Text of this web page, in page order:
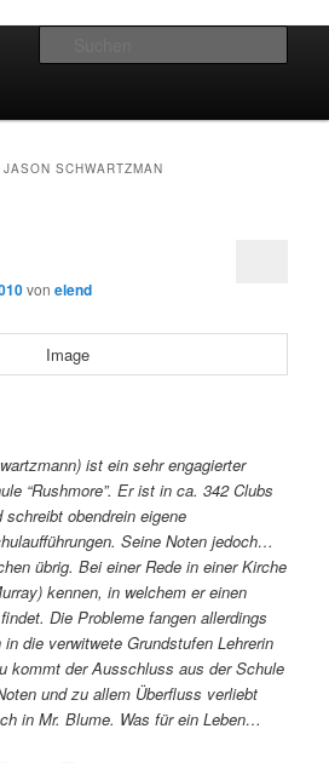
JASON SCHWARTZMAN
vonelend
ist ein sehr engagierter
“Rushmore”. Er ist in ca. 342 Clubs
obendrein eigene
Seine Noten jedoch…
übrig. Bei einer Rede in einer Kirche
kennen, in welchem er einen
Die Probleme fangen allerdings
die verwitwete Grundstufen Lehrerin
kommt der Ausschluss aus der Schule
und zu allem Überfluss verliebt
in Mr. Blume. Was für ein Leben…